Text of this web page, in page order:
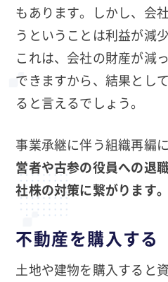
もあります。しかし、会
うということは利益が減
これは、会社の財産が減
できますから、結果とし
ると言えるでしょう。
事業承継に伴う組織再編に
営者や古参の役員への退
社株の対策に繋がります。
不動産を購入する
土地や建物を購入すると